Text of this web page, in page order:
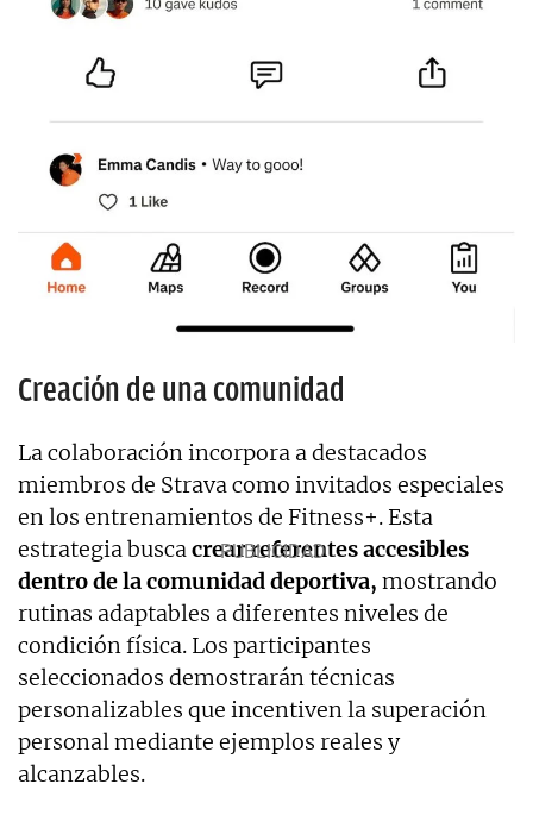
Creación de una comunidad
La colaboración incorpora a destacados
miembros de Strava como invitados especiales
en los entrenamientos de Fitness+. Esta
estrategia busca crear referentes accesibles
dentro de la comunidad deportiva, mostrando
rutinas adaptables a diferentes niveles de
condición física. Los participantes
seleccionados demostrarán técnicas
personalizables que incentiven la superación
personal mediante ejemplos reales y
alcanzables.